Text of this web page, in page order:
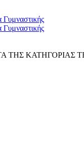
ΤΗΣ ΚΑΤΗΓΟΡΙΑΣ